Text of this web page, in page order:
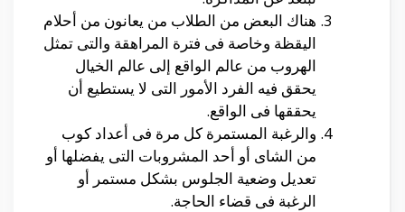
هناك البعض من الطلاب من يعانون من أحلام
اليقظة وخاصة فى فترة المراهقة والتى تمثل
الهروب من عالم الواقع إلى عالم الخيال
يحقق فيه الفرد الأمور التى لا يستطيع أن
يحققها فى الواقع.
والرغبة المستمرة كل مرة فى أعداد كوب
من الشاى أو أحد المشروبات التى يفضلها أو
تعديل وضعية الجلوس بشكل مستمر أو
الرغبة فى قضاء الحاجة.